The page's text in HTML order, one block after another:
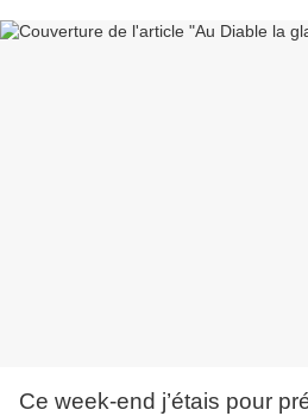
Ce week-end j’étais pour